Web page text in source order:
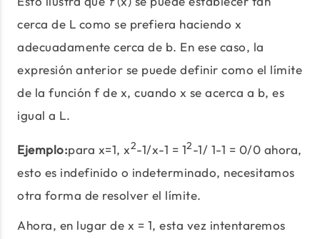
cerca de L como se prefiera haciendo x
adecuadamente cerca de b. En ese caso, la
expresión anterior se puede definir como el límite
de la función f de x, cuando x se acerca a b, es
igual a L.
Ejemplo:para x=1, x2-1/x-1 = 12-1/ 1-1 = 0/0 ahora,
esto es indefinido o indeterminado, necesitamos
otra forma de resolver el límite.
Ahora, en lugar de x = 1, esta vez intentaremos